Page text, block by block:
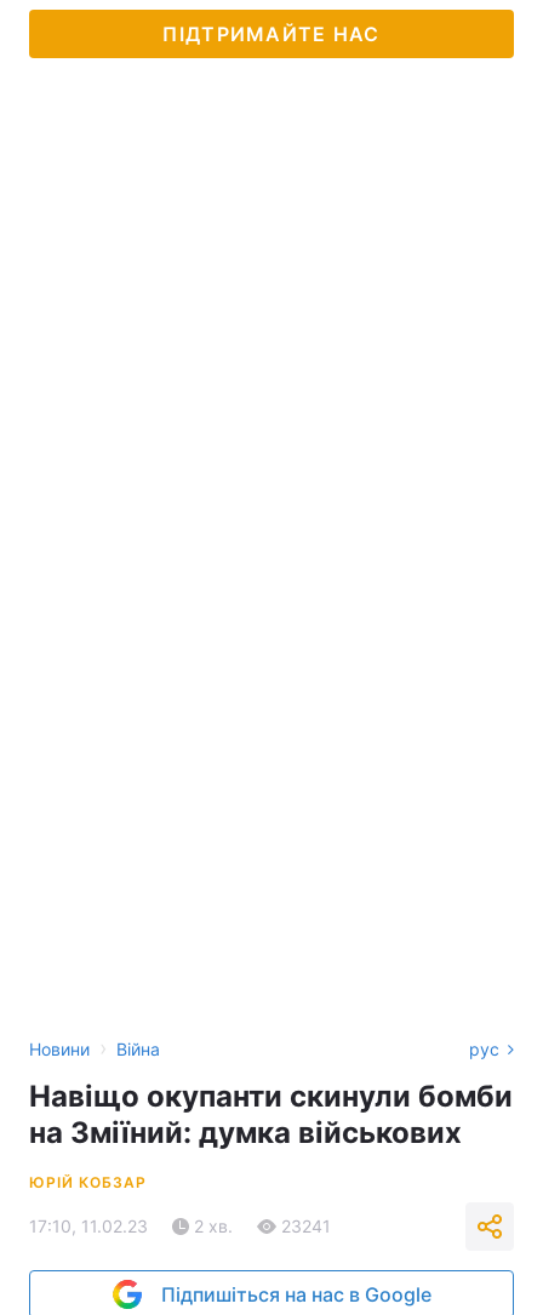
ПІДТРИМАЙТЕ НАС
Новини › Війна рус
Навіщо окупанти скинули бомби
на Зміїний: думка військових
ЮРІЙ КОБЗАР
17:10, 11.02.23 2 хв. 23241
Підпишіться на нас в Google